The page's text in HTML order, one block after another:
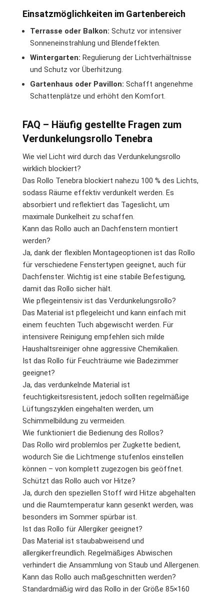
Einsatzmöglichkeiten im Gartenbereich
Terrasse oder Balkon: Schutz vor intensiver
Sonneneinstrahlung und Blendeffekten.
Wintergarten: Regulierung der Lichtverhältnisse
und Schutz vor Überhitzung.
Gartenhaus oder Pavillon: Schafft angenehme
Schattenplätze und erhöht den Komfort.
FAQ – Häufig gestellte Fragen zum
Verdunkelungsrollo Tenebra
Wie viel Licht wird durch das Verdunkelungsrollo
wirklich blockiert?
Das Rollo Tenebra blockiert nahezu 100 % des Lichts,
sodass Räume effektiv verdunkelt werden. Es
absorbiert und reflektiert das Tageslicht, um
maximale Dunkelheit zu schaffen.
Kann das Rollo auch an Dachfenstern montiert
werden?
Ja, dank der flexiblen Montageoptionen ist das Rollo
für verschiedene Fenstertypen geeignet, auch für
Dachfenster. Wichtig ist eine stabile Befestigung,
damit das Rollo sicher hält.
Wie pflegeintensiv ist das Verdunkelungsrollo?
Das Material ist pflegeleicht und kann einfach mit
einem feuchten Tuch abgewischt werden. Für
intensivere Reinigung empfehlen sich milde
Haushaltsreiniger ohne aggressive Chemikalien.
Ist das Rollo für Feuchträume wie Badezimmer
geeignet?
Ja, das verdunkelnde Material ist
feuchtigkeitsresistent, jedoch sollten regelmäßige
Lüftungszyklen eingehalten werden, um
Schimmelbildung zu vermeiden.
Wie funktioniert die Bedienung des Rollos?
Das Rollo wird problemlos per Zugkette bedient,
wodurch Sie die Lichtmenge stufenlos einstellen
können – von komplett zugezogen bis geöffnet.
Schützt das Rollo auch vor Hitze?
Ja, durch den speziellen Stoff wird Hitze abgehalten
und die Raumtemperatur kann gesenkt werden, was
besonders im Sommer spürbar ist.
Ist das Rollo für Allergiker geeignet?
Das Material ist staubabweisend und
allergikerfreundlich. Regelmäßiges Abwischen
verhindert die Ansammlung von Staub und Allergenen.
Kann das Rollo auch maßgeschnitten werden?
Standardmäßig wird das Rollo in der Größe 85×160